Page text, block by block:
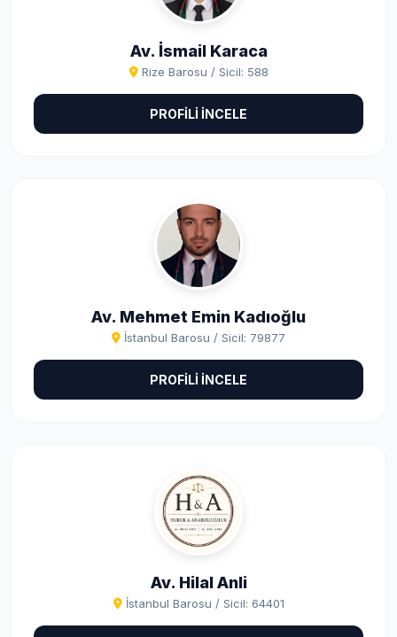
Av. İsmail Karaca
Rize Barosu / Sicil: 588
PROFİLİ İNCELE
Av. Mehmet Emin Kadıoğlu
İstanbul Barosu / Sicil: 79877
PROFİLİ İNCELE
Av. Hilal Anli
İstanbul Barosu / Sicil: 64401